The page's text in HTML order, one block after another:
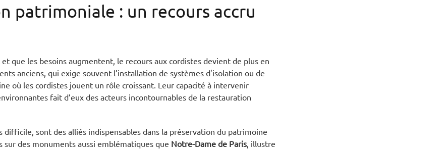
patrimoniale : un recours accru
que les besoins augmentent, le recours aux cordistes devient de plus en
anciens, qui exige souvent l’installation de systèmes d'isolation ou de
où les cordistes jouent un rôle croissant. Leur capacité à intervenir
fait d’eux des acteurs incontournables de la restauration
sont des alliés indispensables dans la préservation du patrimoine
sur des monuments aussi emblématiques que Notre-Dame de Paris , illustre